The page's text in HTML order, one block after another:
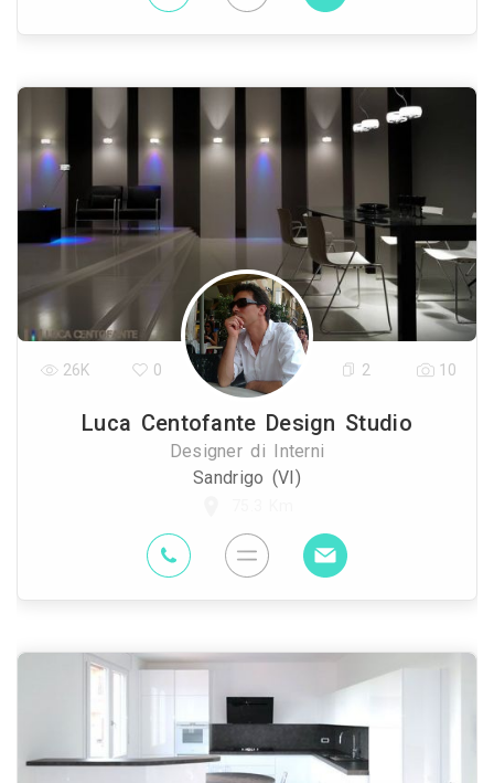
Luca Centofante Design Studio
Designer di Interni
Sandrigo (VI)
26K 0 2 10